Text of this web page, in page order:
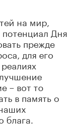
на мир,
Дня
прежде
для его
– вот то
в память о
блага.